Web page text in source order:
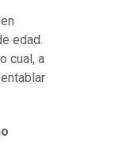
edad.
cual, a